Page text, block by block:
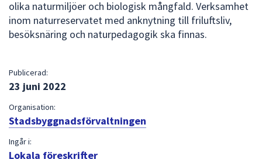
olika naturmiljöer och biologisk mångfald. Verksamhet
inom naturreservatet med anknytning till friluftsliv,
besöksnäring och naturpedagogik ska finnas.
Publicerad:
23 juni 2022
Organisation:
Stadsbyggnadsförvaltningen
Ingår i:
Lokala föreskrifter